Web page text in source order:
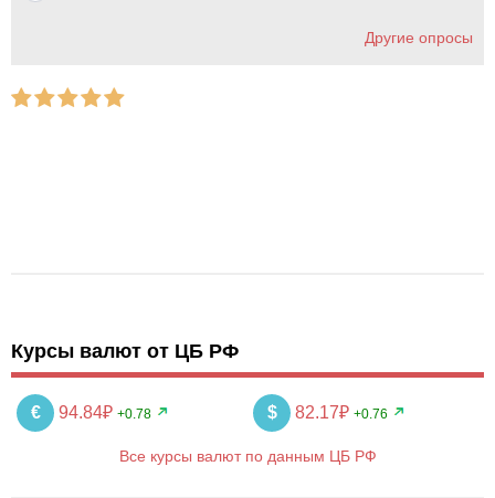
Другие опросы
Курсы валют от ЦБ РФ
€ 94.84₽ +0.78 $ 82.17₽ +0.76
Все курсы валют по данным ЦБ РФ